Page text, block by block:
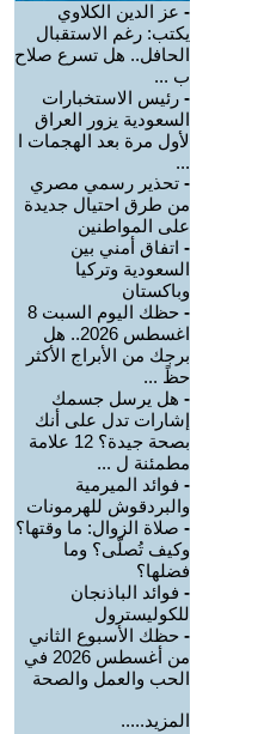
- عز الدين الكلاوي
يكتب: رغم الاستقبال
الحافل.. هل تسرع صلاح
ب ...
- رئيس الاستخبارات
السعودية يزور العراق
لأول مرة بعد الهجمات ا
...
- تحذير رسمي مصري
من طرق احتيال جديدة
على المواطنين
- اتفاق أمني بين
السعودية وتركيا
وباكستان
-
حظك اليوم السبت 8
اغسطس 2026.. هل
برجك من الأبراج الأكثر
حظً ...
- هل يرسل جسمك
إشارات تدل على أنك
بصحة جيدة؟ 12 علامة
مطمئنة ل ...
- فوائد الميرمية
والبردقوش للهرمونات
- صلاة الزوال: ما وقتها؟
وكيف تُصلّى؟ وما
فضلها؟
- فوائد الباذنجان
للكوليسترول
- حظك الأسبوع الثاني
من أغسطس 2026 في
الحب والعمل والصحة
المزيد.....